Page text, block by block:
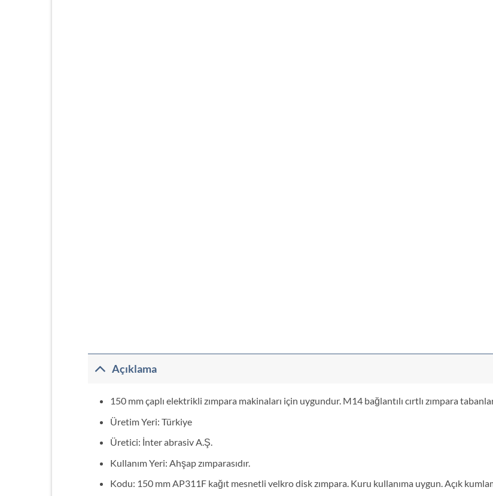
Açıklama
150 mm çaplı elektrikli zımpara makinaları için uygundur. M14 bağlantılı cırtlı zımpara
Üretim Yeri: Türkiye
Üretici: İnter abrasiv A.Ş.
Kullanım Yeri: Ahşap zımparasıdır.
Kodu: 150 mm AP311F kağıt mesnetli velkro disk zımpara. Kuru kullanıma uygun. Açık